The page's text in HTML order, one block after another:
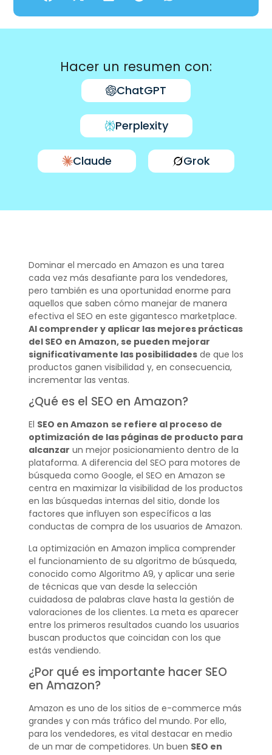
Hacer un resumen con:
ChatGPT
Perplexity
Claude Grok
Dominar el mercado en Amazon es una tarea
cada vez más desafiante para los vendedores,
pero también es una oportunidad enorme para
aquellos que saben cómo manejar de manera
efectiva el SEO en este gigantesco marketplace.
Al comprender y aplicar las mejores prácticas
del SEO en Amazon, se pueden mejorar
significativamente las posibilidadesde que los
productos ganen visibilidad y, en consecuencia,
incrementar las ventas.
¿Qué es el SEO en Amazon?
El SEO en Amazon se refiere al proceso de
optimización de las páginas de producto para
alcanzar un mejor posicionamiento dentro de la
plataforma. A diferencia del SEO para motores de
búsqueda como Google, el SEO en Amazon se
centra en maximizar la visibilidad de los productos
en las búsquedas internas del sitio, donde los
factores que influyen son específicos a las
conductas de compra de los usuarios de Amazon.
La optimización en Amazon implica comprender
el funcionamiento de su algoritmo de búsqueda,
conocido como Algoritmo A9, y aplicar una serie
de técnicas que van desde la selección
cuidadosa de palabras clave hasta la gestión de
valoraciones de los clientes. La meta es aparecer
entre los primeros resultados cuando los usuarios
buscan productos que coincidan con los que
estás vendiendo.
¿Por qué es importante hacer SEO
en Amazon?
Amazon es uno de los sitios de e-commerce más
grandes y con más tráfico del mundo. Por ello,
para los vendedores, es vital destacar en medio
de un mar de competidores. Un buen SEO en